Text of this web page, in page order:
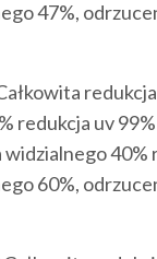
47%,
redukcja uv 99%
widzialnego 40%
60%,